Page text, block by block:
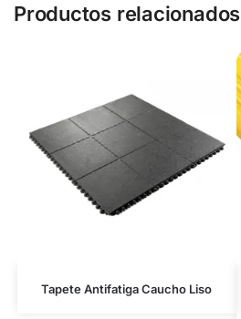
Productos relacionados
Tapete Antifatiga Caucho Liso